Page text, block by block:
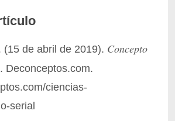
(15 de abril de 2019). Concepto
. Deconceptos.com.
ciencias-
serial